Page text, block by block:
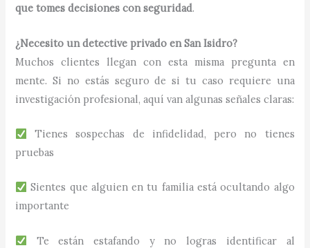
que tomes decisiones con seguridad.
¿Necesito un detective privado en San Isidro?
Muchos clientes llegan con esta misma pregunta en
mente. Si no estás seguro de si tu caso requiere una
investigación profesional, aquí van algunas señales claras:
Tienes sospechas de infidelidad, pero no tienes
pruebas
Sientes que alguien en tu familia está ocultando algo
importante
Te están estafando y no logras identificar al